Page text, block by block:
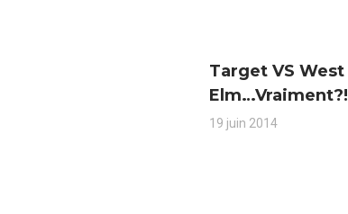
Target VS West
Elm…Vraiment?!
19 juin 2014